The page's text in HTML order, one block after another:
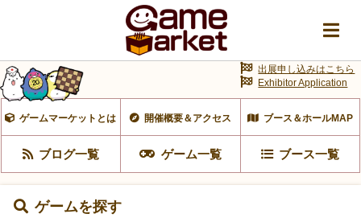
ゲームマーケットとは 開催概要＆アクセス ブース＆ホールMAP
ブログ一覧 ゲーム一覧 ブース一覧
出展申し込みはこちら
Exhibitor Application
ゲームを探す